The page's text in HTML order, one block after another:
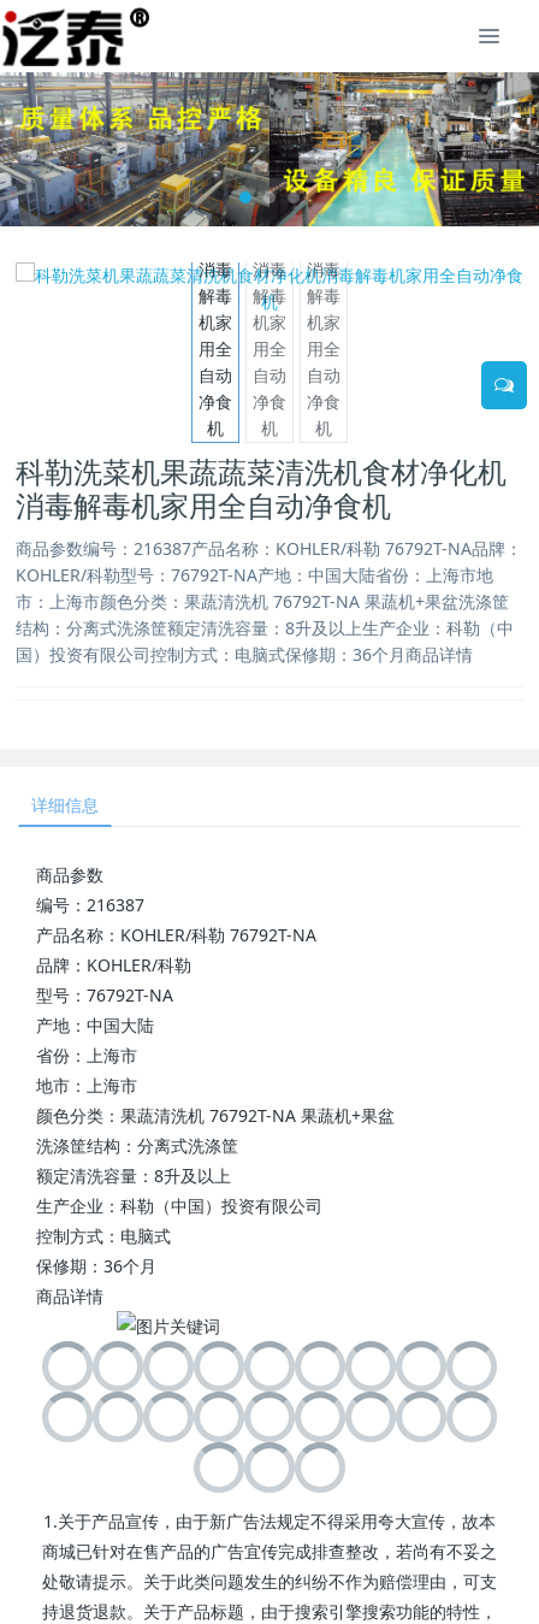
科勒洗菜机果蔬蔬菜清洗机食材净化机
消毒解毒机家用全自动净食机
商品参数编号：216387产品名称：KOHLER/科勒 76792T-NA品牌：
KOHLER/科勒型号：76792T-NA产地：中国大陆省份：上海市地
市：上海市颜色分类：果蔬清洗机 76792T-NA 果蔬机+果盆洗涤筐
结构：分离式洗涤筐额定清洗容量：8升及以上生产企业：科勒（中
国）投资有限公司控制方式：电脑式保修期：36个月商品详情
详细信息
商品参数
编号：216387
产品名称：KOHLER/科勒 76792T-NA
品牌：KOHLER/科勒
型号：76792T-NA
产地：中国大陆
省份：上海市
地市：上海市
颜色分类：果蔬清洗机 76792T-NA 果蔬机+果盆
洗涤筐结构：分离式洗涤筐
额定清洗容量：8升及以上
生产企业：科勒（中国）投资有限公司
控制方式：电脑式
保修期：36个月
商品详情
1.关于产品宣传，由于新广告法规定不得采用夸大宣传，故本
商城已针对在售产品的广告宜传完成排查整改，若尚有不妥之
处敬请提示。关于此类问题发生的纠纷不作为赔偿理由，可支
持退货退款。关于产品标题，由于搜索引擎搜索功能的特性，